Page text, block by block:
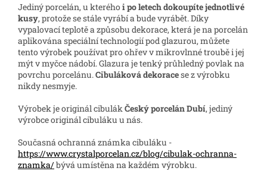
Jediný porcelán, u kteréhoi po letech dokoupíte jednotlivé
kusy, protože se stále vyrábí a bude vyrábět. Díky
vypalovací teplotě a způsobu dekorace, která je na porcelán
aplikována speciální technologií pod glazurou, můžete
tento výrobek používat pro ohřev v mikrovlnné troubě i jej
mýt v myčce nádobí. Glazura je tenký průhledný povlak na
povrchu porcelánu.Cibuláková dekoracese z výrobku
nikdy nesmyje.
Výrobek je originál cibulákČeský porcelán Dubí, jediný
výrobce originál cibuláku u nás.
Současná ochranná známka cibuláku -
https://www.crystalporcelan.cz/blog/cibulak-ochranna-
znamka/bývá umístěna na každém výrobku.